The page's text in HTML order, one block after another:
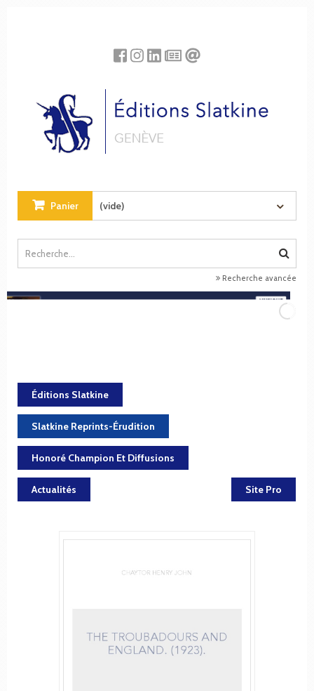
Panier (vide)
Recherche avancée
Éditions Slatkine
Slatkine Reprints-Érudition
Honoré Champion Et Diffusions
Actualités Site Pro